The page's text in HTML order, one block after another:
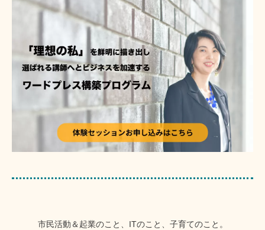
市民活動＆起業のこと、ITのこと、子育てのこと。